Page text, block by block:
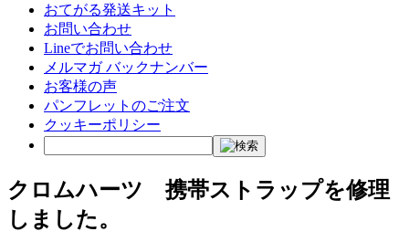
おてがる発送キット
お問い合わせ
Lineでお問い合わせ
メルマガ バックナンバー
お客様の声
パンフレットのご注文
クッキーポリシー
クロムハーツ 携帯ストラップを修理
しました。